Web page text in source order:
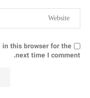
in this browser for the
next time I comment.